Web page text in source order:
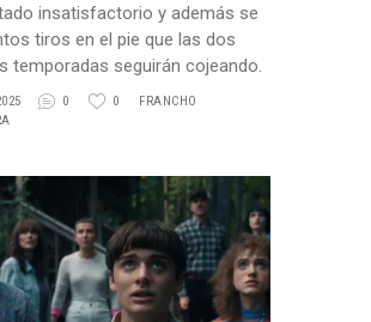
insatisfactorio y además se
tiros en el pie que las dos
temporadas seguirán cojeando.
0 0
FRANCHO